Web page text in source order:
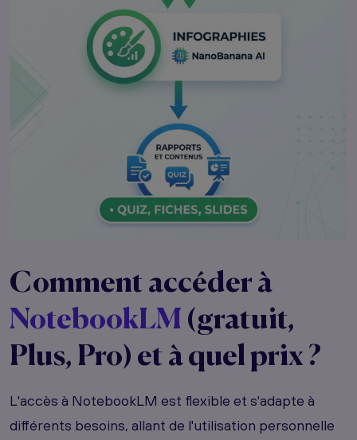
Comment accéder à
NotebookLM (gratuit,
Plus, Pro) et à quel prix ?
L'accès à NotebookLM est flexible et s'adapte à
différents besoins, allant de l'utilisation personnelle